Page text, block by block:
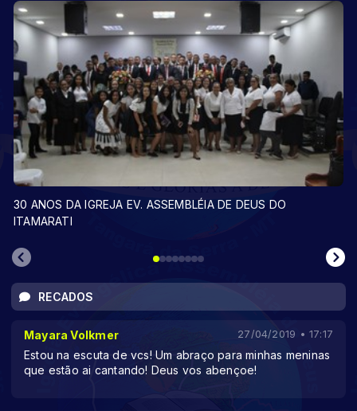
30 ANOS DA IGREJA EV. ASSEMBLÉIA DE DEUS DO
ITAMARATI
RECADOS
Mayara Volkmer 27/04/2019 • 17:17
Estou na escuta de vcs! Um abraço para minhas meninas
que estão ai cantando! Deus vos abençoe!